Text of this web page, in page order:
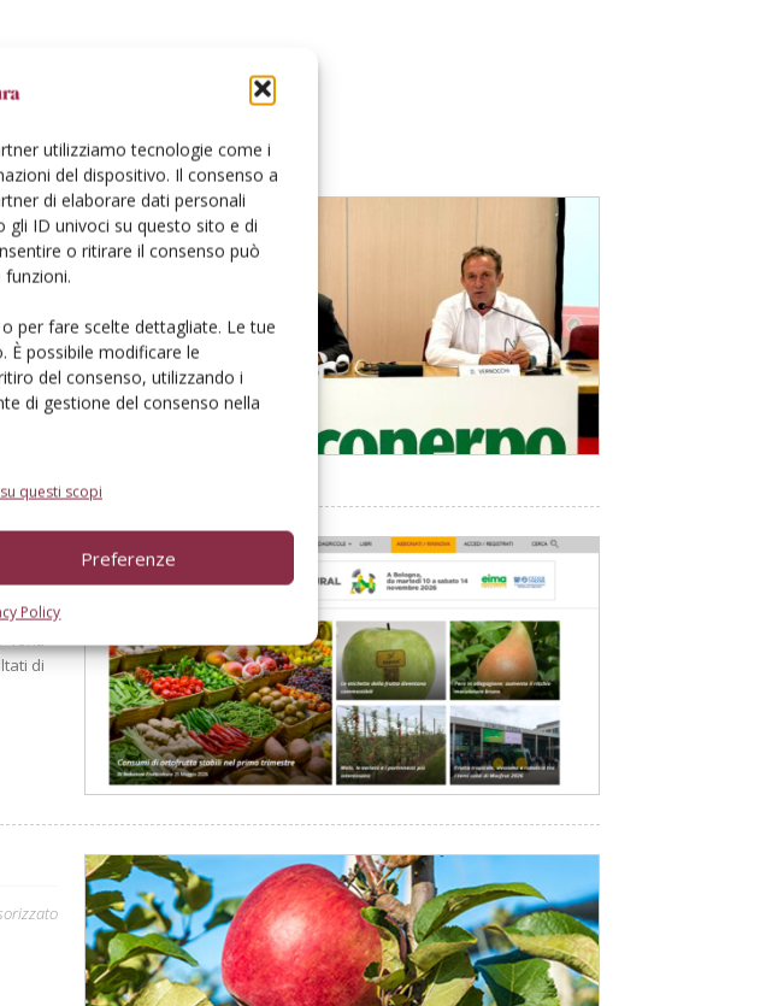
utilizziamo tecnologie come i
del dispositivo. Il consenso a
di elaborare dati personali
ID univoci su questo sito e di
o ritirare il consenso può
per fare scelte dettagliate. Le tue
È possibile modificare le
del consenso, utilizzando i
di gestione del consenso nella
questi scopi
Preferenze
Policy
“fonti
di